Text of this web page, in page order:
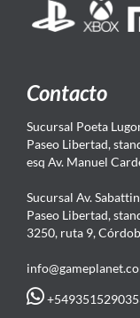
Contacto
Sucursal Poeta
Paseo Libertad,
esq Av. Manuel
Sucursal Av.
Paseo Libertad,
3250, ruta 9,